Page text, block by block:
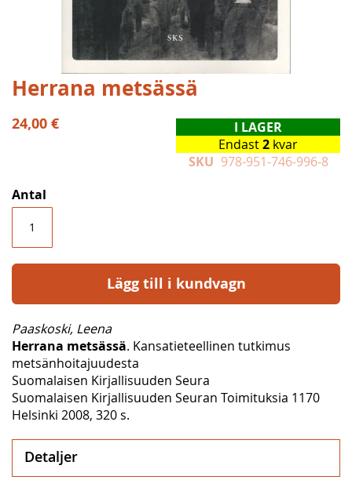
Hoppa
till
början
av
Herrana metsässä
24,00 €
I LAGER
Endast2 kvar
SKU 978-951-746-996-8
Antal
Lägg till i kundvagn
Paaskoski, Leena
Herrana metsässä. Kansatieteellinen tutkimus
metsänhoitajuudesta
Suomalaisen Kirjallisuuden Seura
Suomalaisen Kirjallisuuden Seuran Toimituksia 1170
Helsinki 2008, 320 s.
Detaljer